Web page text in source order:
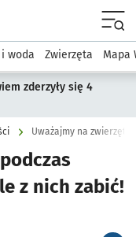
Środowisko we
woda Zwierzęta Mapa
zderzyły się 4
Uważajmy na zwierzęta
z nich zabić!